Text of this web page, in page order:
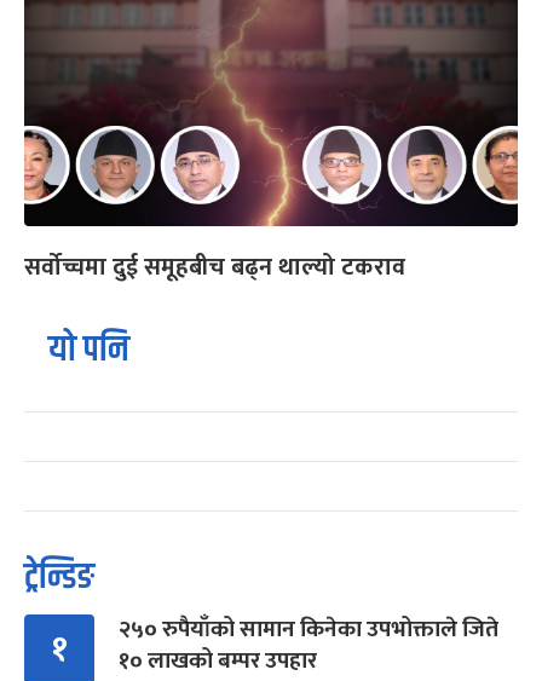
सर्वोच्चमा दुई समूहबीच बढ्न थाल्यो टकराव
यो पनि
ट्रेन्डिङ
१
२५० रुपैयाँको सामान किनेका उपभोक्ताले जिते
१० लाखको बम्पर उपहार